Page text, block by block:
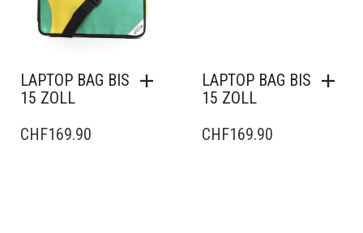
LAPTOP BAG BIS
15 ZOLL
CHF169.90
LAPTOP BAG BIS
15 ZOLL
CHF169.90